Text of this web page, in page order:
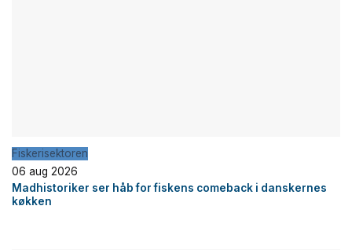
Fiskerisektoren
06 aug 2026
Madhistoriker ser håb for fiskens comeback i danskernes
køkken